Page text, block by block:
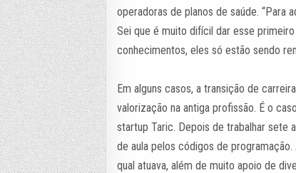
operadoras de planos de saúde. “Para
Sei que é muito difícil dar esse
conhecimentos, eles só estão sendo
Em alguns casos, a transição de
valorização na antiga profissão. É o
startup Taric. Depois de trabalhar sete
de aula pelos códigos de
qual atuava, além de muito apoio de